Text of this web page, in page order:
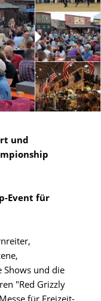
und
Event für
Shows und die
"Red Grizzly